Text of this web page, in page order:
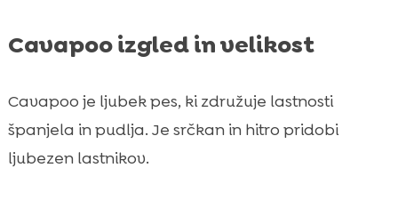
Cavapoo izgled in velikost
Cavapoo je ljubek pes, ki združuje lastnosti
španjela in pudlja. Je srčkan in hitro pridobi
ljubezen lastnikov.